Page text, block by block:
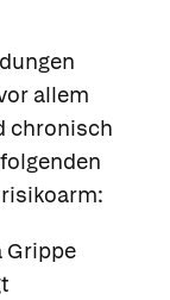
allem
chronisch
Grippe